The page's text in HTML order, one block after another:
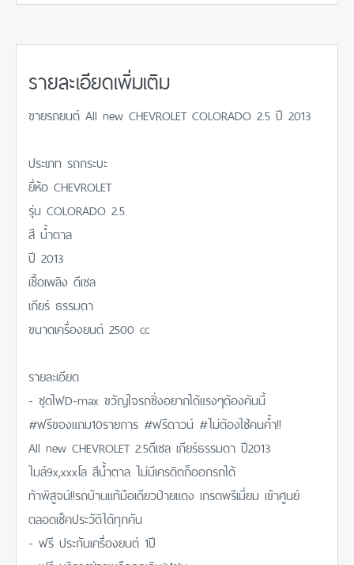
รายละเอียดเพิ่มเติม
ขายรถยนต์ All new CHEVROLET COLORADO 2.5 ปี 2013
ประเภท รถกระบะ
ยี่ห้อ CHEVROLET
รุ่น COLORADO 2.5
สี น้ำตาล
ปี 2013
เชื้อเพลิง ดีเซล
เกียร์ ธรรมดา
ขนาดเครื่องยนต์ 2500 cc
รายละเอียด
- ชุดไฟD-max ขวัญใจรถซิ่งอยากได้แรงๆต้องคันนี้
#ฟรีของแถม10รายการ #ฟรีดาวน์ #ไม่ต้องใช้คนค้ำ!!
All new CHEVROLET 2.5ดีเซล เกียร์ธรรมดา ปี2013
ไมล์9x,xxxโล สีน้ำตาล ไม่มีเครดิตก็ออกรถได้
ท้าพิสูจน์!!รถบ้านแท้มือเดียวป้ายแดง เกรดพรีเมี่ยม เข้าศูนย์
ตลอดเช็คประวัติได้ทุกคัน
- ฟรี ประกันเครื่องยนต์ 1ปี